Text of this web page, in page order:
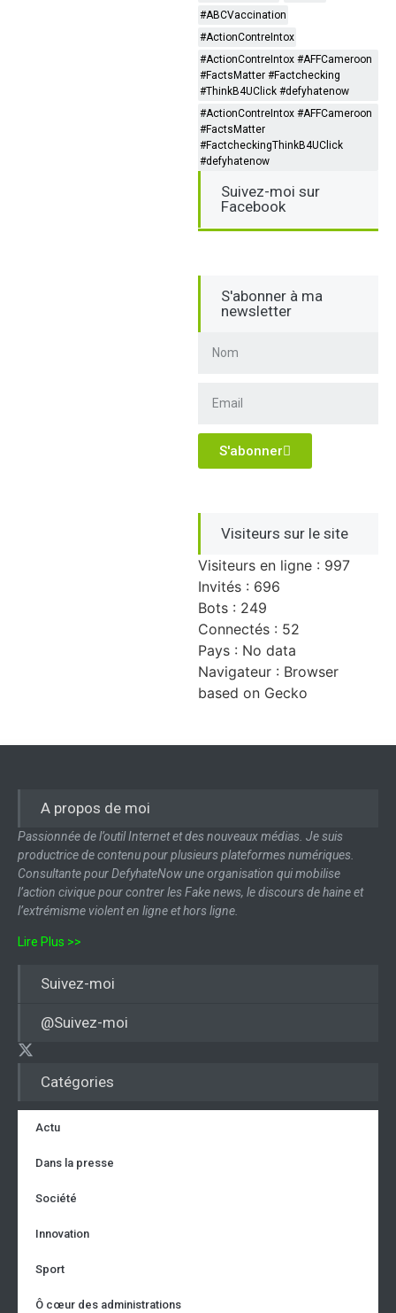
#ABCVaccination
#ActionContreIntox
#ActionContreIntox #AFFCameroon
#FactsMatter #Factchecking
#ThinkB4UClick #defyhatenow
#ActionContreIntox #AFFCameroon
#FactsMatter
#FactcheckingThinkB4UClick
#defyhatenow
Suivez-moi sur
Facebook
S'abonner à ma
newsletter
S'abonner
Visiteurs sur le site
Visiteurs en ligne : 997
Invités : 696
Bots : 249
Connectés : 52
Pays : No data
Navigateur : Browser
based on Gecko
Catégories
Actu
Dans la presse
Société
Innovation
Sport
Ô cœur des administrations
A propos de moi
Passionnée de l’outil Internet et des nouveaux médias. Je suis
productrice de contenu pour plusieurs plateformes numériques.
Consultante pour DefyhateNow une organisation qui mobilise
l’action civique pour contrer les Fake news, le discours de haine et
l’extrémisme violent en ligne et hors ligne.
Lire Plus >>
Suivez-moi
@Suivez-moi